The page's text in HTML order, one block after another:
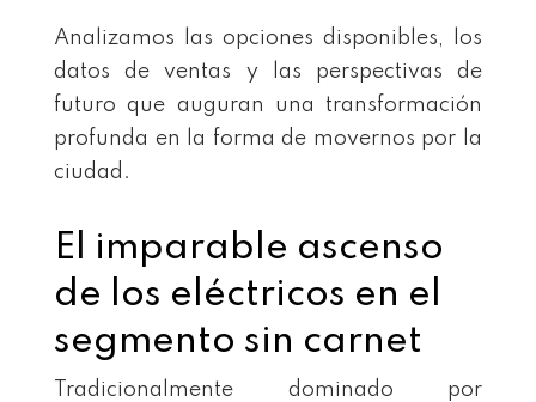
Analizamos las opciones disponibles, los
datos de ventas y las perspectivas de
futuro que auguran una transformación
profunda en la forma de movernos por la
ciudad.
El imparable ascenso
de los eléctricos en el
segmento sin carnet
Tradicionalmente dominado por